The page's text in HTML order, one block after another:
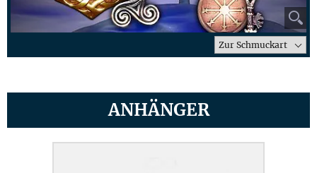
⚲
Zur Schmuckart
ANHÄNGER